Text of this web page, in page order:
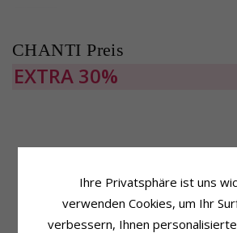
CHANTI Preis
EXTRA 30%
Diamantohrringe
14 Karat Gold
Oberfläche: Polierter
Schliff:
Ihre Privatsphäre ist uns
verwenden Cookies, um Ihr
verbessern, Ihnen